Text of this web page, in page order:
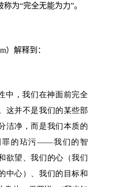
为“完全无能为力”。
） 解释到：
中，我们在神面前完全
这并不是我们的某些部
洁净，而是我们本质的
罪的玷污——我们的智
欲望、我们的心（我们
中心）、我们的目标和